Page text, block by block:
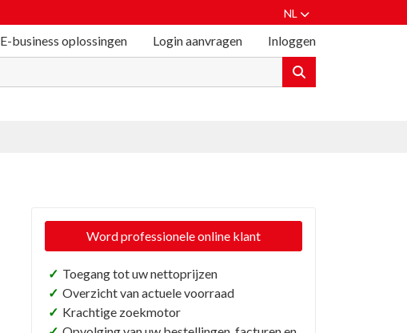
NL
E-business oplossingen Login aanvragen Inloggen
Word professionele online klant
✓ Toegang tot uw nettoprijzen
✓ Overzicht van actuele voorraad
✓ Krachtige zoekmotor